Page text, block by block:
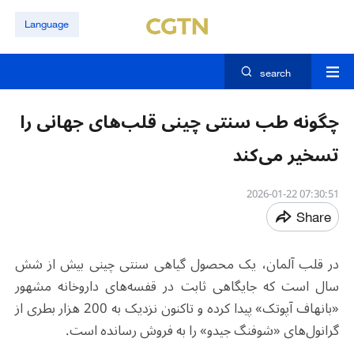
Language
search
چگونه طب سنتی چینی قلب‌های جهانی را
تسخیر می‌کند
07:30:51 2026-01-22
Share
در قلب آلمان، یک محصول گیاهی سنتی چینی بیش از شش
سال است که جایگاهی ثابت در قفسه‌های داروخانه مشهور
«بانهاف آپوتک» پیدا کرده و تاکنون نزدیک به 200 هزار بطری از
گرانول‌های «شوفنگ جیدو» را به فروش رسانده است.